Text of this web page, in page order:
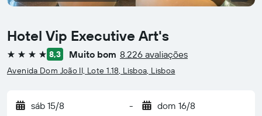
Hotel Vip Executive Art's
4 estrelas 8,3 Muito bom 8.226 avaliações
Avenida Dom João II, Lote 1.18, Lisboa, Lisboa
sáb 15/8 - dom 16/8